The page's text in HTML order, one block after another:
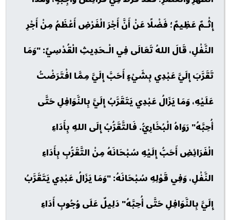
إِثْـمٌ عَظِيمٌ؛ فَضْلًا عَنْ أَنَّ أَجْرَ الْفَرْضِ أَعْظَمُ مِنْ أَجْرِ
النَّفْلِ، قَالَ اللهُ تَعَالَى فِي الْـحَدِيثِ الْقُدْسِيِّ: "وَمَا
تَقَرَّبَ إِلَيَّ عَبْدِي بِشَيْءٍ أَحَبَّ إِلَيَّ مِمَّا افْتَرَضْتُ
عَلَيْهِ، وَمَا يَزَالُ عَبْدِي يَتَقَرَّبُ إِلَيَّ بِالنَّوَافِلِ حَتَّى
أُحِبَّهُ" رَوَاهُ الْبُخَارِيُّ. فَالتَّقَرُّبُ إِلَى اللهِ بِأَدَاءِ
الْفَرَائِضِ أَحَبُّ إِلَيْهِ سُبْحَانَهُ مِنْ التَّقَرُّبِ بِأَدَاءِ
النَّفْلِ، وَفِي قَوْلِهِ سُبْحَانَهُ: "وَمَا يَزَالُ عَبْدِي يَتَقَرَّبُ
إِلَيَّ بِالنَّوَافِلِ حَتَّى أُحِبَّهُ" دَلِيلٌ عَلَى وُجُوبِ أَدَاءِ